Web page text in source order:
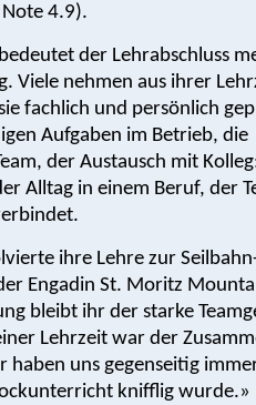
4.9).
der Lehrabschluss
Viele nehmen aus ihrer
fachlich und persönlich
Aufgaben im Betrieb, die
der Austausch mit
Alltag in einem Beruf, der
ihre Lehre zur
Engadin St. Moritz
bleibt ihr der starke
Lehrzeit war der
haben uns gegenseitig
knifflig wurde.»